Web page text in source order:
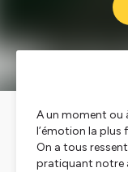
A un moment ou
l’émotion la plus
On a tous
pratiquant notre